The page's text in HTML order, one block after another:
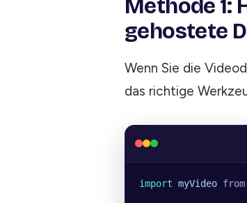
Methode 1:
gehostete
Wenn Sie die
das richtige
import myVideo from